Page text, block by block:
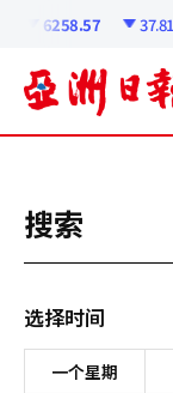
6258.57 37.81
搜索
选择时间
一个星期